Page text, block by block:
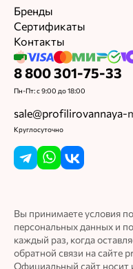
Бренды
Сертификаты
Контакты
8 800 301-75-33
Пн-Пт: с 9:00 до 18:00
sale@profilirovannaya-
Круглосуточно
Вы принимаете условия
персональных данных и
каждый раз, когда
обратной связи на сайте
Официальный сайт